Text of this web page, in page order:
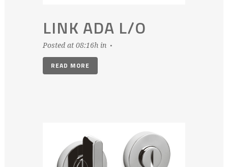
LINK ADA L/O
Posted at 08:16h in
READ MORE